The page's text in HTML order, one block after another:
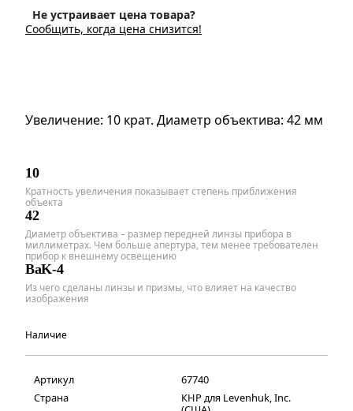
Не устраивает цена товара?
Сообщить, когда цена снизится!
Увеличение: 10 крат. Диаметр объектива: 42 мм
10
Кратность увеличения показывает степень приближения
объекта
42
Диаметр объектива – размер передней линзы прибора в
миллиметрах. Чем больше апертура, тем менее требователен
прибор к внешнему освещению
BaK-4
Из чего сделаны линзы и призмы, что влияет на качество
изображения
Наличие
Артикул
67740
Страна
КНР для Levenhuk, Inc.